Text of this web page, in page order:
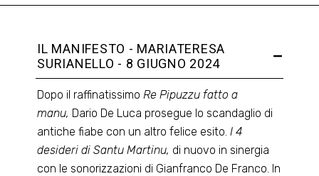
IL MANIFESTO - MARIATERESA
SURIANELLO - 8 GIUGNO 2024
Dopo il raffinatissimoRe Pipuzzu fatto a
manu, Dario De Luca prosegue lo scandaglio di
antiche fiabe con un altro felice esito.I 4
desideri di Santu Martinu, di nuovo in sinergia
con le sonorizzazioni di Gianfranco De Franco. In